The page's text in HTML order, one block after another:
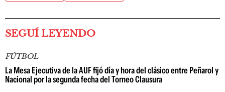
SEGUÍ LEYENDO
FÚTBOL
La Mesa Ejecutiva de la AUF fijó día y hora del clásico entre Peñarol y
Nacional por la segunda fecha del Torneo Clausura